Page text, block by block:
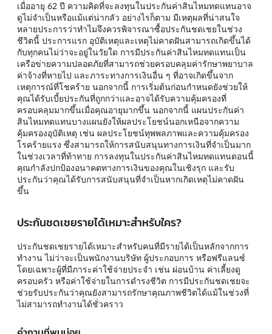
เมื่ออายุ 62 ปี ความคิดที่จะลงทุนในประกันค่าสินไหมทดแทนอาจ
ดูไม่จำเป็นหรือแม้แต่น่ากลัว อย่างไรก็ตาม มีเหตุผลที่น่าสนใจ
หลายประการว่าทำไมจึงควรพิจารณาซื้อประกันชดเชยในช่วง
ชีวิตนี้ ประการแรก อุบัติเหตุและเหตุไม่คาดฝันสามารถเกิดขึ้นได้
กับทุกคนไม่ว่าจะอยู่ในวัยใด การมีประกันค่าสินไหมทดแทนเป็น
เครือข่ายความปลอดภัยที่สามารถช่วยครอบคลุมค่ารักษาพยาบาล
ค่าจ้างที่หายไป และภาระทางการเงินอื่น ๆ ที่อาจเกิดขึ้นจาก
เหตุการณ์ที่โชคร้าย นอกจากนี้ การเริ่มต้นก่อนกำหนดยังช่วยให้
คุณได้รับเบี้ยประกันที่ถูกกว่าและอาจได้รับความคุ้มครองที่
ครอบคลุมมากขึ้นเมื่อคุณอายุมากขึ้น นอกจากนี้ แผนประกันค่า
สินไหมทดแทนบางแผนยังให้ผลประโยชน์นอกเหนือจากความ
คุ้มครองอุบัติเหตุ เช่น ผลประโยชน์ทุพพลภาพและความคุ้มครอง
โรคร้ายแรง ซึ่งสามารถให้การสนับสนุนทางการเงินที่จำเป็นมาก
ในช่วงเวลาที่ท้าทาย การลงทุนในประกันค่าสินไหมทดแทนตอนนี้
คุณกำลังปกป้องอนาคตทางการเงินของคุณในเชิงรุก และรับ
ประกันว่าคุณได้รับการสนับสนุนที่จำเป็นหากเกิดเหตุไม่คาดฝัน
ขึ้น
ประกันชดเชยรายได้เหมาะสำหรับใคร?
ประกันชดเชยรายได้เหมาะสำหรับคนที่มีรายได้เป็นหลักจากการ
ทำงาน ไม่ว่าจะเป็นพนักงานบริษัท ผู้ประกอบการ หรือฟรีแลนซ์
โดยเฉพาะผู้ที่มีภาระค่าใช้จ่ายประจำ เช่น ผ่อนบ้าน ค่าเลี้ยงดู
ครอบครัว หรือค่าใช้จ่ายในการดำรงชีวิต การมีประกันชดเชยจะ
ช่วยรับประกันว่าคุณยังสามารถรักษาคุณภาพชีวิตได้แม้ในช่วงที่
ไม่สามารถทำงานได้ชั่วคราว